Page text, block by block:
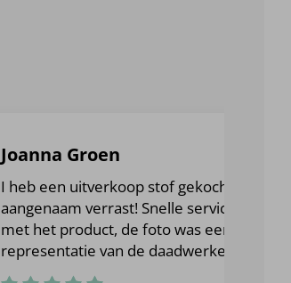
Joanna Groen
I heb een uitverkoop stof gekocht en was
aangenaam verrast! Snelle service en ik
met het product, de foto was een goede
representatie van de daadwerkelijke stof.